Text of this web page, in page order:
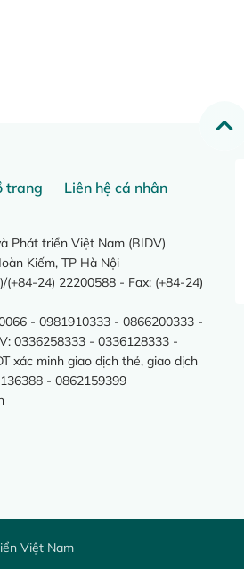
trang
Liên hệ cá nhân
Phát triển Việt Nam (BIDV)
Kiếm, TP Hà Nội
24) 22200588 - Fax: (+84-24)
- 0981910333 - 0866200333 -
0336258333 - 0336128333 -
xác minh giao dịch thẻ, giao dịch
- 0862159399
Việt Nam